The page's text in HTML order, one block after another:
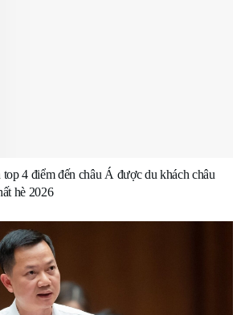
4 điểm đến châu Á được du khách châu
hè 2026